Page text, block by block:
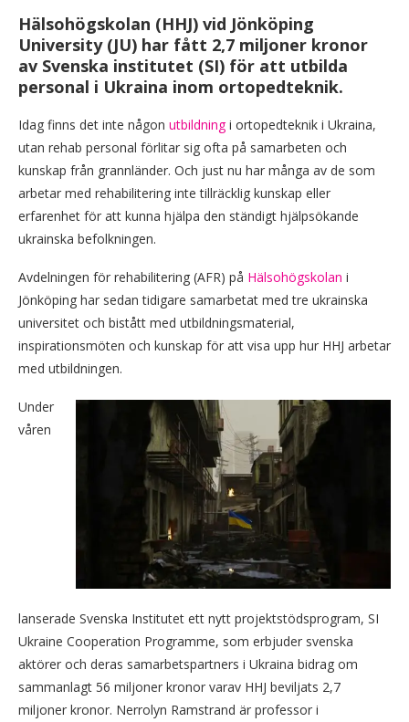
Hälsohögskolan (HHJ) vid Jönköping
University (JU) har fått 2,7 miljoner kronor
av Svenska institutet (SI) för att utbilda
personal i Ukraina inom ortopedteknik.
Idag finns det inte någon utbildningi ortopedteknik i Ukraina,
utan rehab personal förlitar sig ofta på samarbeten och
kunskap från grannländer. Och just nu har många av de som
arbetar med rehabilitering inte tillräcklig kunskap eller
erfarenhet för att kunna hjälpa den ständigt hjälpsökande
ukrainska befolkningen.
Avdelningen för rehabilitering (AFR) på Hälsohögskolan i
Jönköping har sedan tidigare samarbetat med tre ukrainska
universitet och bistått med utbildningsmaterial,
inspirationsmöten och kunskap för att visa upp hur HHJ arbetar
med utbildningen.
Under
våren
lanserade Svenska Institutet ett nytt projektstödsprogram, SI
Ukraine Cooperation Programme, som erbjuder svenska
aktörer och deras samarbetspartners i Ukraina bidrag om
sammanlagt 56 miljoner kronor varav HHJ beviljats 2,7
miljoner kronor. Nerrolyn Ramstrand är professor i